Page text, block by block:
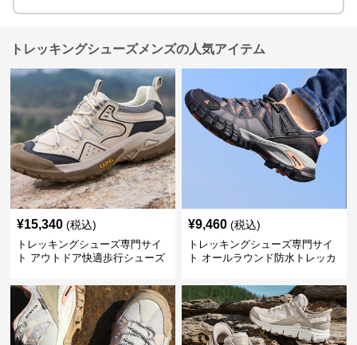
トレッキングシューズメンズの人気アイテム
¥15,340 (税込)
トレッキングシューズ専門サイ
ト アウトドア快適歩行シューズ
¥9,460 (税込)
トレッキングシューズ専門サイ
ト オールラウンド防水トレッカ